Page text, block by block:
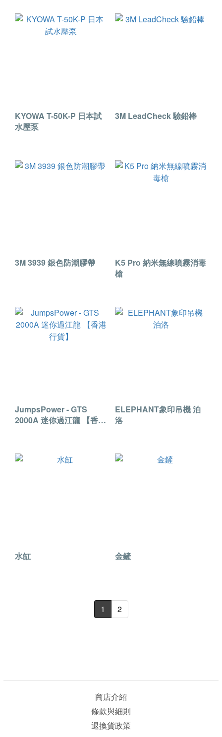
KYOWA T-50K-P 日本試
水壓泵
3M LeadCheck 驗鉛棒
3M 3939 銀色防潮膠帶
K5 Pro 納米無線噴霧消毒
槍
JumpsPower - GTS
2000A 迷你過江龍 【香港
ELEPHANT象印吊機 泊
洛
水缸 金鏟
1 2
商店介紹
條款與細則
退換貨政策